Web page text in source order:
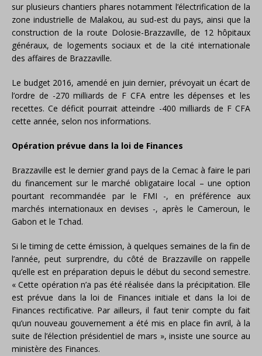
sur plusieurs chantiers phares notamment l’électrification de la
zone industrielle de Malakou, au sud-est du pays, ainsi que la
construction de la route Dolosie-Brazzaville, de 12 hôpitaux
généraux, de logements sociaux et de la cité internationale
des affaires de Brazzaville.
Le budget 2016, amendé en juin dernier, prévoyait un écart de
l’ordre de -270 milliards de F CFA entre les dépenses et les
recettes. Ce déficit pourrait atteindre -400 milliards de F CFA
cette année, selon nos informations.
Opération prévue dans la loi de Finances
Brazzaville est le dernier grand pays de la Cemac à faire le pari
du financement sur le marché obligataire local – une option
pourtant recommandée par le FMI -, en préférence aux
marchés internationaux en devises -, après le Cameroun, le
Gabon et le Tchad.
Si le timing de cette émission, à quelques semaines de la fin de
l’année, peut surprendre, du côté de Brazzaville on rappelle
qu’elle est en préparation depuis le début du second semestre.
« Cette opération n’a pas été réalisée dans la précipitation. Elle
est prévue dans la loi de Finances initiale et dans la loi de
Finances rectificative. Par ailleurs, il faut tenir compte du fait
qu’un nouveau gouvernement a été mis en place fin avril, à la
suite de l’élection présidentiel de mars », insiste une source au
ministère des Finances.